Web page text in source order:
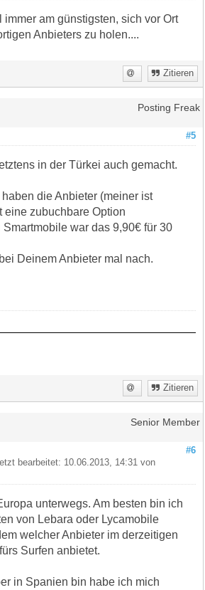
immer am günstigsten, sich vor Ort
Anbieters zu holen....
Zitieren
Posting Freak
#5
in der Türkei auch gemacht.
die Anbieter (meiner ist
eine zubuchbare Option
war das 9,90€ für 30
Deinem Anbieter mal nach.
Zitieren
Senior Member
#6
bearbeitet: 10.06.2013, 14:31 von
unterwegs. Am besten bin ich
von Lebara oder Lycamobile
welcher Anbieter im derzeitigen
Surfen anbietet.
in Spanien bin habe ich mich